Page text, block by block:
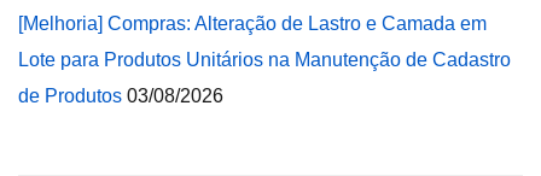
[Melhoria] Compras: Alteração de Lastro e Camada em
Lote para Produtos Unitários na Manutenção de Cadastro
de Produtos 03/08/2026